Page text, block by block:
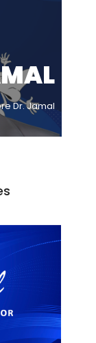
Dr. Jamal